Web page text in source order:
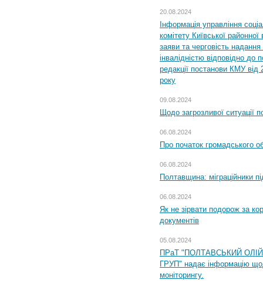
20.08.2024
Інформація управління
комітету Київської
заяви та черговість надання
інвалідністю відповідно
редакції постанови КМУ
року
09.08.2024
Щодо загрозливої ситуації
06.08.2024
Про початок громадського
06.08.2024
Полтавщина: міграційники
06.08.2024
Як не зірвати подорож за
документів
05.08.2024
ПРаТ "ПОЛТАВСЬКИЙ
ГРУП" надає інформацію
моніторингу.